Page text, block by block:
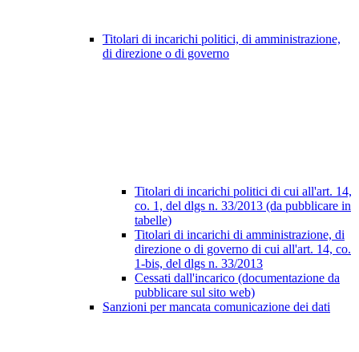
Titolari di incarichi politici, di amministrazione,
di direzione o di governo
Titolari di incarichi politici di cui all'art. 14,
co. 1, del dlgs n. 33/2013 (da pubblicare in
tabelle)
Titolari di incarichi di amministrazione, di
direzione o di governo di cui all'art. 14, co.
1-bis, del dlgs n. 33/2013
Cessati dall'incarico (documentazione da
pubblicare sul sito web)
Sanzioni per mancata comunicazione dei dati